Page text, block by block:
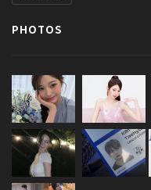
PHOTOS